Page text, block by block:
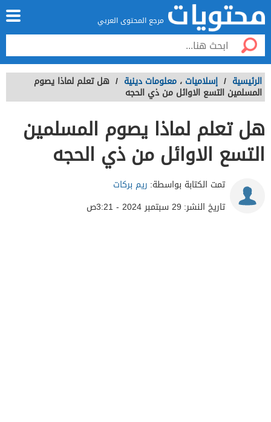
مرجع المحتوى العربي
الرئيسية / إسلاميات ، معلومات دينية / هل تعلم لماذا يصوم
المسلمين التسع الاوائل من ذي الحجه
هل تعلم لماذا يصوم المسلمين
التسع الاوائل من ذي الحجه
تمت الكتابة بواسطة: ريم بركات
تاريخ النشر: 29 سبتمبر 2024 - 3:21ص